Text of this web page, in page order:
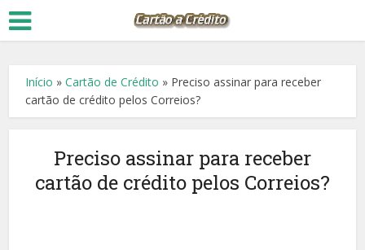
Início »Cartão de Crédito » Preciso assinar para receber
cartão de crédito pelos Correios?
Preciso assinar para receber
cartão de crédito pelos Correios?